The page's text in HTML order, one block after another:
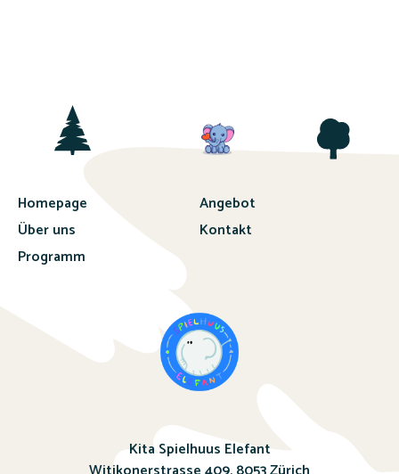
Homepage
Über uns
Programm
Angebot
Kontakt
Kita Spielhuus Elefant